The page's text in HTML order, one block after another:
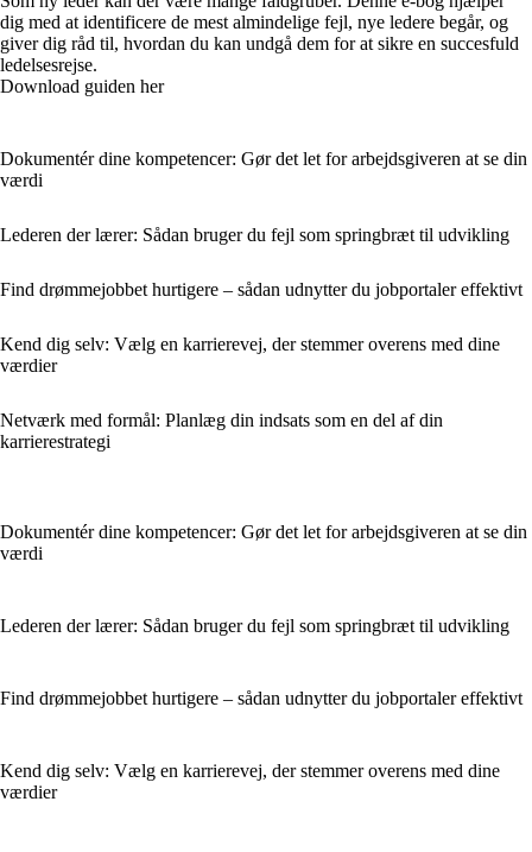
dig med at identificere de mest almindelige fejl, nye ledere begår, og
giver dig råd til, hvordan du kan undgå dem for at sikre en succesfuld
ledelsesrejse.
Download guiden her
Dokumentér dine kompetencer: Gør det let for arbejdsgiveren at se din
værdi
Lederen der lærer: Sådan bruger du fejl som springbræt til udvikling
Find drømmejobbet hurtigere – sådan udnytter du jobportaler effektivt
Kend dig selv: Vælg en karrierevej, der stemmer overens med dine
værdier
Netværk med formål: Planlæg din indsats som en del af din
karrierestrategi
Dokumentér dine kompetencer: Gør det let for arbejdsgiveren at se din
værdi
Lederen der lærer: Sådan bruger du fejl som springbræt til udvikling
Find drømmejobbet hurtigere – sådan udnytter du jobportaler effektivt
Kend dig selv: Vælg en karrierevej, der stemmer overens med dine
værdier